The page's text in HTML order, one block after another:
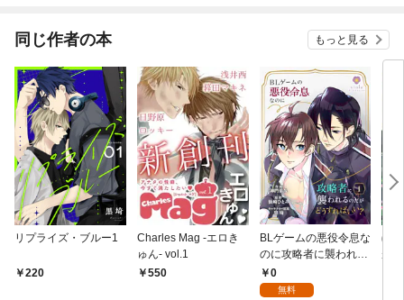
同じ作者の本 もっと見る
リプライズ・ブルー1
220
Charles Mag -エロき
ゅん- vol.1
550
BLゲームの悪役令息な
のに攻略者に襲われる
のだがどうすればい
い？【第1話】
0
無料
ぼ
が